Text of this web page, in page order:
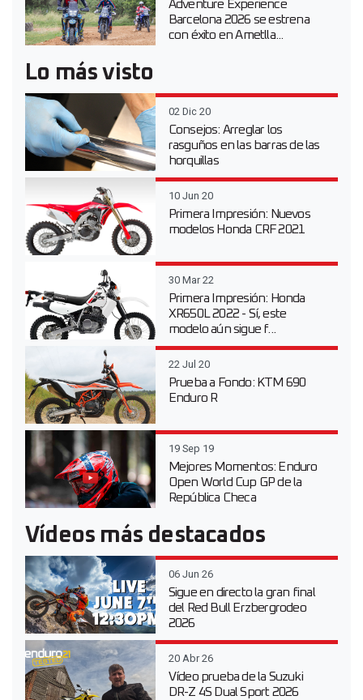
Adventure Experience
Barcelona 2026 se estrena
con éxito en Ametlla...
Lo más visto
02 Dic 20
Consejos: Arreglar los
rasguños en las barras de las
horquillas
10 Jun 20
Primera Impresión: Nuevos
modelos Honda CRF 2021
30 Mar 22
Primera Impresión: Honda
XR650L 2022 - Sí, este
modelo aún sigue f...
22 Jul 20
Prueba a Fondo: KTM 690
Enduro R
19 Sep 19
Mejores Momentos: Enduro
Open World Cup GP de la
República Checa
Vídeos más destacados
06 Jun 26
Sigue en directo la gran final
del Red Bull Erzbergrodeo
2026
20 Abr 26
Vídeo prueba de la Suzuki
DR-Z 4S Dual Sport 2026